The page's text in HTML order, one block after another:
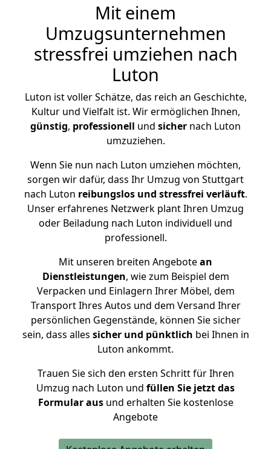
Mit einem
Umzugsunternehmen
stressfrei umziehen nach
Luton
Luton ist voller Schätze, das reich an Geschichte,
Kultur und Vielfalt ist. Wir ermöglichen Ihnen,
günstig, professionell und sicher nach Luton
umzuziehen.
Wenn Sie nun nach Luton umziehen möchten,
sorgen wir dafür, dass Ihr Umzug von Stuttgart
nach Luton reibungslos und stressfrei verläuft.
Unser erfahrenes Netzwerk plant Ihren Umzug
oder Beiladung nach Luton individuell und
professionell.
Mit unseren breiten Angebotean
Dienstleistungen, wie zum Beispiel dem
Verpacken und Einlagern Ihrer Möbel, dem
Transport Ihres Autos und dem Versand Ihrer
persönlichen Gegenstände, können Sie sicher
sein, dass alles sicher und pünktlich bei Ihnen in
Luton ankommt.
Trauen Sie sich den ersten Schritt für Ihren
Umzug nach Luton und füllen Sie jetzt das
Formular ausund erhalten Sie kostenlose
Angebote